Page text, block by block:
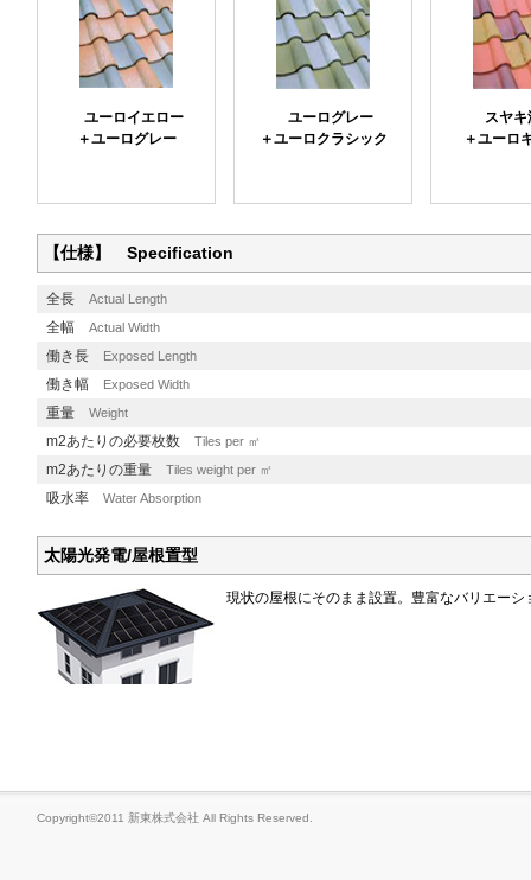
ユーロイエロー
＋ユーログレー
ユーログレー
＋ユーロクラシック
スヤキ
＋ユーロ
【仕様】 Specification
全長 Actual Length
全幅 Actual Width
働き長 Exposed Length
働き幅 Exposed Width
重量 Weight
m2あたりの必要枚数 Tiles per ㎡
m2あたりの重量 Tiles weight per ㎡
吸水率 Water Absorption
太陽光発電/屋根置型
現状の屋根にそのまま設置。豊富なバリエー
Copyright©2011 新東株式会社 All Rights Reserved.